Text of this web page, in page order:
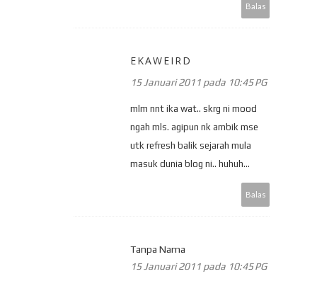
Balas
EKAWEIRD
15 Januari 2011 pada 10:45 PG
mlm nnt ika wat.. skrg ni mood
ngah mls. agipun nk ambik mse
utk refresh balik sejarah mula
masuk dunia blog ni.. huhuh...
Balas
Tanpa Nama
15 Januari 2011 pada 10:45 PG